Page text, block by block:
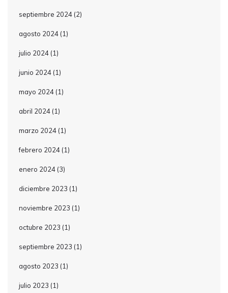
septiembre 2024 (2)
agosto 2024 (1)
julio 2024 (1)
junio 2024 (1)
mayo 2024 (1)
abril 2024 (1)
marzo 2024 (1)
febrero 2024 (1)
enero 2024 (3)
diciembre 2023 (1)
noviembre 2023 (1)
octubre 2023 (1)
septiembre 2023 (1)
agosto 2023 (1)
julio 2023 (1)